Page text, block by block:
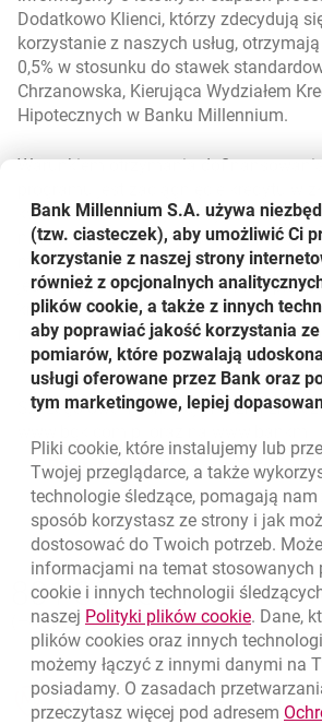
Dodatkowo Klienci, którzy zdecydują
korzystanie z naszych usług,
0,5% w stosunku do stawek
Chrzanowska, Kierująca Wydziałem
Hipotecznych w Banku Millennium.
Warunkiem otrzymania
kwocie stanowiącej co najmniej 50%
nieruchomości, na okres co najmniej 15
mogą zostać objęte mieszkania do 75
jednorodzinne do 100 m kw., a w
kredytobiorców posiadających co
mieszkania do 85 m kw. i domy
kw.
Szczegółowe informacje można
Powrót do listy
Nawigacja dolna
Zadzwoń do nas
801 331 331
(+48) 22 598 40 40
Znajdź placówkę lub bankomat
Bank Millennium S.A. używa
(tzw. ciasteczek), aby umożliwić Ci
korzystanie z naszej strony
również z opcjonalnych
plików cookie, a także z innych
aby poprawiać jakość korzystania
pomiarów, które pozwalają
usługi oferowane przez Bank oraz
tym marketingowe, lepiej
Pliki cookie, które instalujemy lub
Twojej przeglądarce, a także
technologie śledzące, pomagają
sposób korzystasz ze strony i jak
dostosować do Twoich potrzeb.
informacjami na temat stosowanych
cookie i innych technologii
naszej Polityki plików cookielink
. Dane,
plików cookies oraz innych
możemy łączyć z innymi danymi na
posiadamy. O zasadach
przeczytasz więcej pod adresem